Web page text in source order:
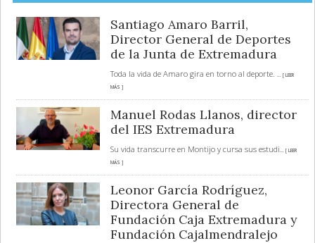
Santiago Amaro Barril,
Director General de Deportes
de la Junta de Extremadura
Toda la vida de Amaro gira en torno al deporte.
... [ LEER
MÁS ]
Manuel Rodas Llanos, director
del IES Extremadura
Su vida transcurre en Montijo y cursa sus estudi... [ LEER
MÁS ]
Leonor García Rodríguez,
Directora General de
Fundación Caja Extremadura y
Fundación Cajalmendralejo